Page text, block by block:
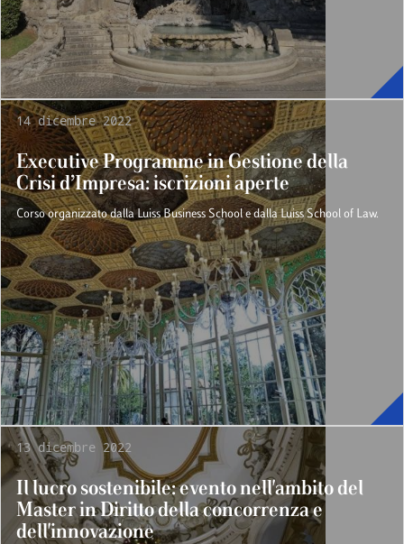
14 dicembre 2022
Executive Programme in Gestione della
Crisi d’Impresa: iscrizioni aperte
Corso organizzato dalla Luiss Business School e dalla Luiss School of Law.
13 dicembre 2022
Il lucro sostenibile: evento nell'ambito del
Master in Diritto della concorrenza e
dell'innovazione